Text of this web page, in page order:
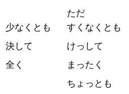
ただ
少なくとも
すくなくとも
決して
けっして
全く
まったく
ちょっとも